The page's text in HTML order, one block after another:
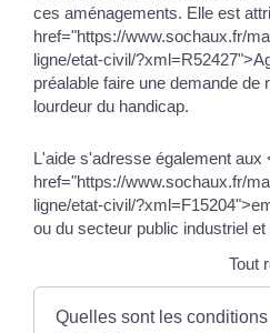
ces aménagements. Elle est
href="https://www.sochaux.fr/
ligne/etat-civil/
préalable faire une demande de
lourdeur du handicap.
L'aide s'adresse également aux
href="https://www.sochaux.fr/
ligne/etat-civil/
ou du secteur public industriel
Tout
Quelles sont les